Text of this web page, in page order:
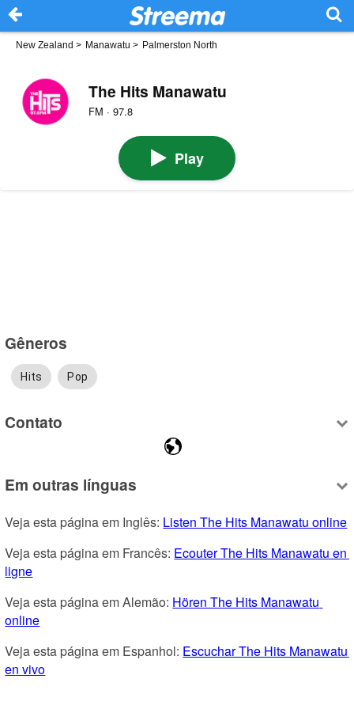
New Zealand > Manawatu > Palmerston North
The Hits Manawatu
FM · 97.8
Play
Gêneros
Hits Pop
Contato
Em outras línguas
Veja esta página em Inglês: Listen The Hits Manawatu online
Veja esta página em Francês: Ecouter The Hits Manawatu en
ligne
Veja esta página em Alemão: Hören The Hits Manawatu
online
Veja esta página em Espanhol: Escuchar The Hits Manawatu
en vivo